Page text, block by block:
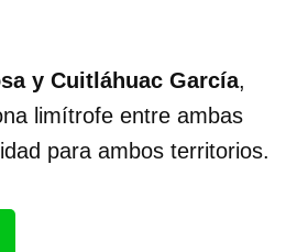
y Cuitláhuac García,
limítrofe entre ambas
para ambos territorios.